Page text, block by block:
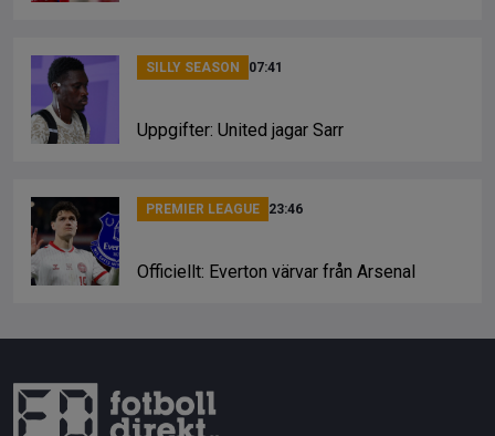
SILLY SEASON 07:41
Uppgifter: United jagar Sarr
PREMIER LEAGUE 23:46
Officiellt: Everton värvar från Arsenal